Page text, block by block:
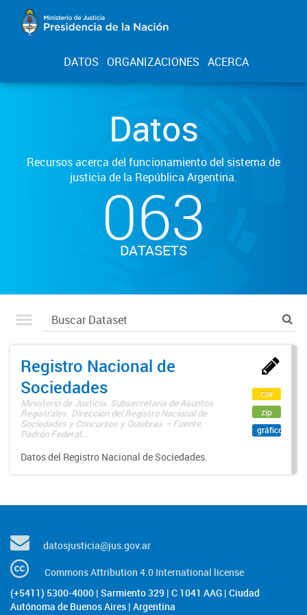
DATOS ORGANIZACIONES ACERCA
Datos
Recursos acerca del funcionamiento del sistema de
justicia de la República Argentina.
063
DATASETS
Registro Nacional de
Sociedades
Ministerio de Justicia. Subsecretaría de Asuntos
Registrales. Dirección del Registro Nacional de
Sociedades y Concursos y Quiebras – Fuente:
Padrón Federal...
Datos del Registro Nacional de Sociedades.
csv
zip
gráfico
datosjusticia@jus.gov.ar
Commons Attribution 4.0 International license
(+5411) 5300-4000 | Sarmiento 329 | C 1041 AAG | Ciudad
Autónoma de Buenos Aires | Argentina